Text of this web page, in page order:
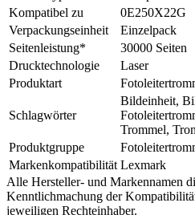
Kompatibel zu
0E250X22G
Verpackungseinheit
Einzelpack
Seitenleistung*
30000 Seiten
Drucktechnologie
Laser
Produktart
Schlagwörter
Bildeinheit,
Trommel,
Produktgruppe
Markenkompatibilität Lexmark
Alle Hersteller- und Markennamen
Kenntlichmachung der
jeweiligen Rechteinhaber.